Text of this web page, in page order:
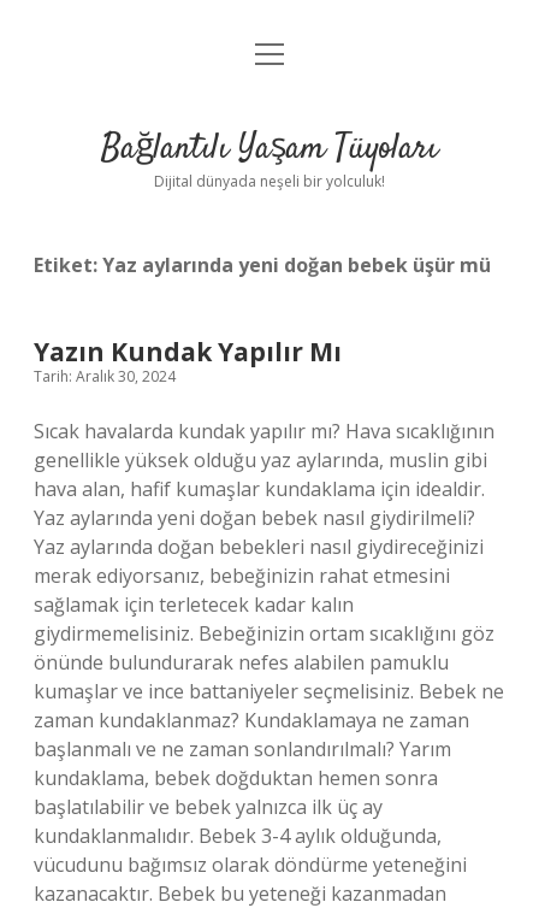
Anasayfa
Yasal Uyarı
menüyü
Bağlantılı Yaşam Tüyoları
Dijital dünyada neşeli bir yolculuk!
Etiket:Yaz aylarında yeni doğan bebek üşür mü
Yazın Kundak Yapılır Mı
Tarih: Aralık 30, 2024
Sıcak havalarda kundak yapılır mı? Hava sıcaklığının
genellikle yüksek olduğu yaz aylarında, muslin gibi
hava alan, hafif kumaşlar kundaklama için idealdir.
Yaz aylarında yeni doğan bebek nasıl giydirilmeli?
Yaz aylarında doğan bebekleri nasıl giydireceğinizi
merak ediyorsanız, bebeğinizin rahat etmesini
sağlamak için terletecek kadar kalın
giydirmemelisiniz. Bebeğinizin ortam sıcaklığını göz
önünde bulundurarak nefes alabilen pamuklu
kumaşlar ve ince battaniyeler seçmelisiniz. Bebek ne
zaman kundaklanmaz? Kundaklamaya ne zaman
başlanmalı ve ne zaman sonlandırılmalı? Yarım
kundaklama, bebek doğduktan hemen sonra
başlatılabilir ve bebek yalnızca ilk üç ay
kundaklanmalıdır. Bebek 3-4 aylık olduğunda,
vücudunu bağımsız olarak döndürme yeteneğini
kazanacaktır. Bebek bu yeteneği kazanmadan